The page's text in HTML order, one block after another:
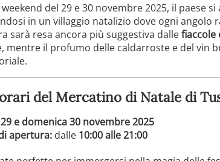
del 29 e 30 novembre 2025, il paese si
in un villaggio natalizio dove ogni angolo
sarà resa ancora più suggestiva dallefiaccole
mentre il profumo delle caldarroste e del vin
del Mercatino di Natale di
e domenica 30 novembre 2025
apertura: dalle 10:00 alle 21:00